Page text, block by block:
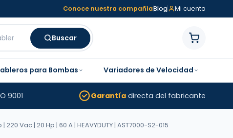
Conoce nuestra compañíaBlog Mi cuenta
Buscar
para Bombas Variadores de Velocidad
9001 Garantíadirecta del fabricante
Vac | 20 Hp | 60 A | HEAVYDUTY | AST7000-S2-015